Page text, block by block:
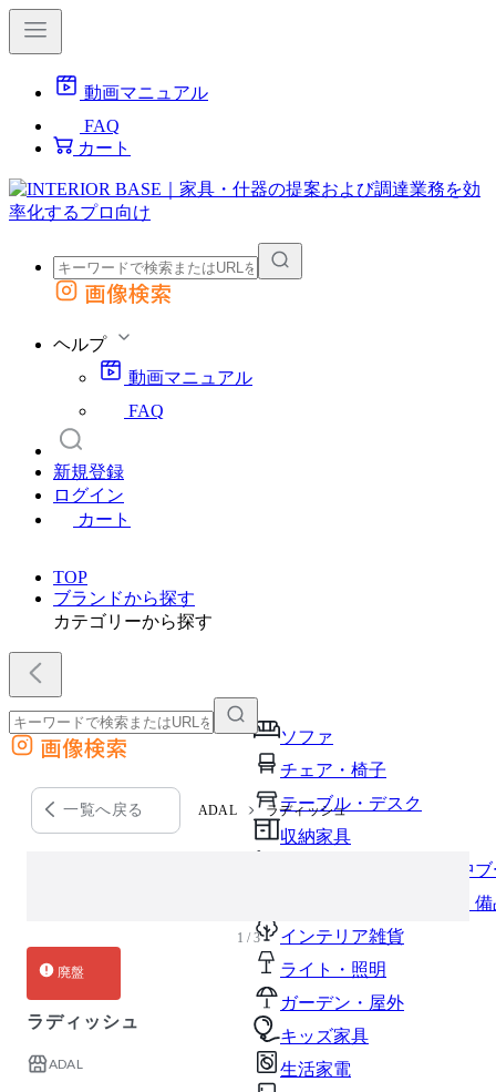
動画マニュアル
FAQ
カート
外部サイトの商品をカートに追加
画像検索
ヘルプ
動画マニュアル
FAQ
新規登録
ログイン
カート
TOP
ブランドから探す
カテゴリーから探す
ソファ
チェア・椅子
テーブル・デスク
収納家具
パーソナルブース・集中
オフィスアクセサリー・
インテリア雑貨
ライト・照明
ガーデン・屋外
キッズ家具
生活家電
外部サイトの商品をカートに追加
他のサイトで見つけた商品ページのURLを貼り付けて、カートに追加できます
画像検索
一覧へ戻る ADAL ラディッシュ
1 / 3
廃盤
ラディッシュ
ADAL